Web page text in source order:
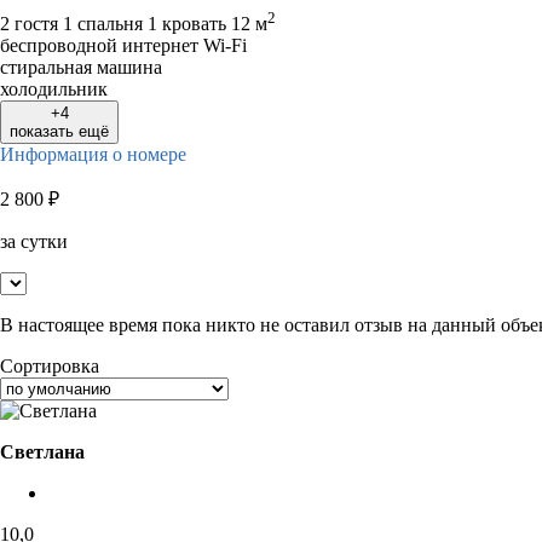
2 гостя 1 спальня 1 кровать 12 м2
беспроводной интернет Wi-Fi
стиральная машина
холодильник
+4
показать ещё
Информация о номере
2 800 ₽
за сутки
В настоящее время пока никто не оставил отзыв на данный
Сортировка
Светлана
10,0